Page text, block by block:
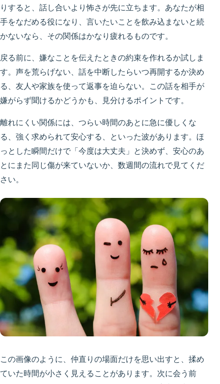
りすると、話し合いより怖さが先に立ちます。あなたが相
手をなだめる役になり、言いたいことを飲み込まないと続
かないなら、その関係はかなり疲れるものです。
戻る前に、嫌なことを伝えたときの約束を作れるか試しま
す。声を荒らげない、話を中断したらいつ再開するか決め
る、友人や家族を使って返事を迫らない。この話を相手が
嫌がらず聞けるかどうかも、見分けるポイントです。
離れにくい関係には、つらい時間のあとに急に優しくな
る、強く求められて安心する、といった波があります。ほ
っとした瞬間だけで「今度は大丈夫」と決めず、安心のあ
とにまた同じ傷が来ていないか、数週間の流れで見てくだ
さい。
この画像のように、仲直りの場面だけを思い出すと、揉め
ていた時間が小さく見えることがあります。次に会う前